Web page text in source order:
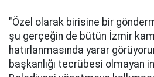
"Özel olarak birisine bir
şu gerçeğin de bütün İzmir
hatırlanmasında yarar
başkanlığı tecrübesi olmayan